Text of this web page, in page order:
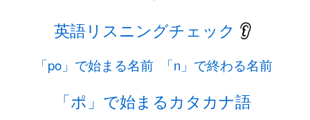
英語リスニングチェック 👂
「po」で始まる名前 「n」で終わる名前
「ポ」で始まるカタカナ語